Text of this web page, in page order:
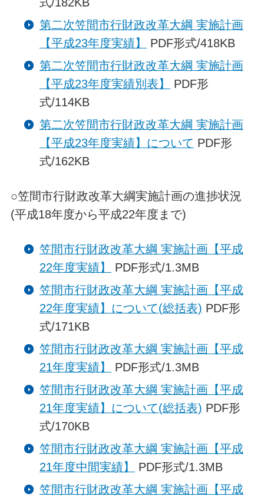
第二次笠間市行財政改革大綱 実施計画
【平成23年度実績】
PDF形式/418KB
第二次笠間市行財政改革大綱 実施計画
【平成23年度実績別表】
PDF形
式/114KB
第二次笠間市行財政改革大綱 実施計画
【平成23年度実績】について PDF形
式/162KB
○笠間市行財政改革大綱実施計画の進捗状況
(平成18年度から平成22年度まで)
笠間市行財政改革大綱 実施計画【平成
22年度実績】
PDF形式/1.3MB
笠間市行財政改革大綱 実施計画【平成
22年度実績】について(総括表) PDF形
式/171KB
笠間市行財政改革大綱 実施計画【平成
21年度実績】
PDF形式/1.3MB
笠間市行財政改革大綱 実施計画【平成
21年度実績】について(総括表) PDF形
式/170KB
笠間市行財政改革大綱 実施計画【平成
21年度中間実績】
PDF形式/1.3MB
笠間市行財政改革大綱 実施計画【平成